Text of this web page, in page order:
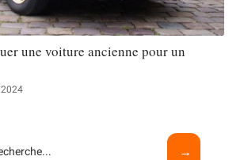
une voiture ancienne pour un